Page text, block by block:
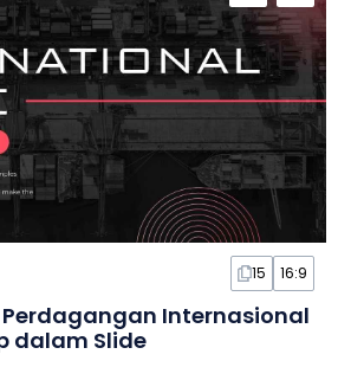
15 16:9
Perdagangan Internasional
dalam Slide